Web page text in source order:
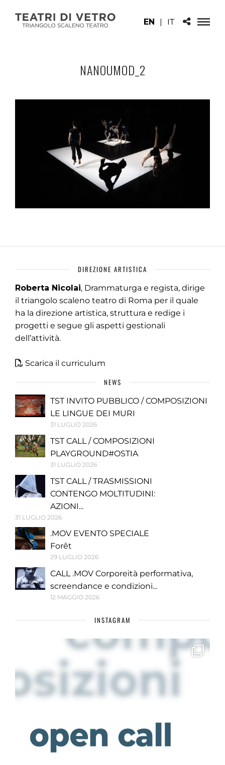
EN | IT
NANOUMOD_2
DIREZIONE ARTISTICA
Roberta Nicolai, Drammaturga e regista, dirige
il triangolo scaleno teatro di Roma per il quale
ha la direzione artistica, struttura e redige i
progetti e segue gli aspetti gestionali
dell’attività.
Scarica il curriculum
NEWS
TST INVITO PUBBLICO / COMPOSIZIONI
LE LINGUE DEI MURI
31 LUGLIO 2026
TST CALL / COMPOSIZIONI
PLAYGROUND#OSTIA
31 LUGLIO 2026
TST CALL / TRASMISSIONI
CONTENGO MOLTITUDINI:
AZIONI...
31 LUGLIO 2026
.MOV EVENTO SPECIALE
Forêt
29 LUGLIO 2026
CALL .MOV Corporeità performativa,
screendance e condizioni...
12 MAGGIO 2026
INSTAGRAM